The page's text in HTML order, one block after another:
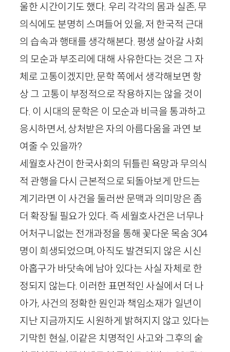
울한 시간이기도 했다. 우리 각각의 몸과 실존, 무
의식에도 분명히 스며들어 있을, 저 한국적 근대
의 습속과 행태를 생각해본다. 평생 살아갈 사회
의 모순과 부조리에 대해 사유한다는 것은 그 자
체로 고통이겠지만, 문학 쪽에서 생각해보면 항
상 그 고통이 부정적으로 작용하지는 않을 것이
다. 이 시대의 문학은 이 모순과 비극을 통과하고
응시하면서, 상처받은 자의 아름다움을 과연 보
여줄 수 있을까?
세월호사건이 한국사회의 뒤틀린 욕망과 무의식
적 관행을 다시 근본적으로 되돌아보게 만드는
계기라면 이 사건을 둘러싼 문맥과 의미망은 좀
더 확장될 필요가 있다. 즉 세월호사건은 너무나
어처구니없는 전개과정을 통해 꽃다운 목숨 304
명이 희생되었으며, 아직도 발견되지 않은 시신
아홉구가 바닷속에 남아 있다는 사실 자체로 한
정되지 않는다. 이러한 표면적인 사실에서 더 나
아가, 사건의 정확한 원인과 책임소재가 일년이
지난 지금까지도 시원하게 밝혀지지 않고 있다는
기막힌 현실, 이같은 치명적인 사고와 그후의 숱